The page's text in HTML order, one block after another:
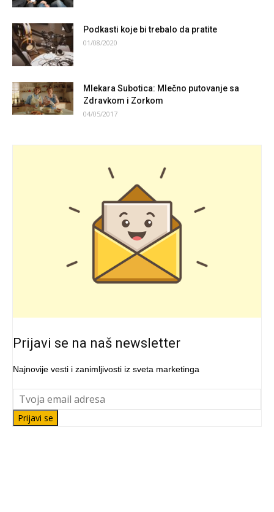
Podkasti koje bi trebalo da pratite
01/08/2020
Mlekara Subotica: Mlečno putovanje sa
Zdravkom i Zorkom
04/05/2017
Prijavi se na naš newsletter
Najnovije vesti i zanimljivosti iz sveta marketinga
Prijavi se